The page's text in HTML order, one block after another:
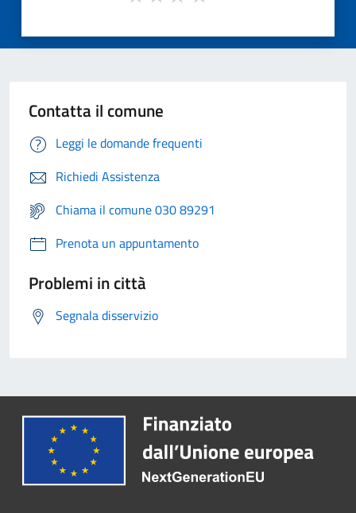
Contatta il comune
Leggi le domande frequenti
Richiedi Assistenza
Chiama il comune 030 89291
Prenota un appuntamento
Problemi in città
Segnala disservizio